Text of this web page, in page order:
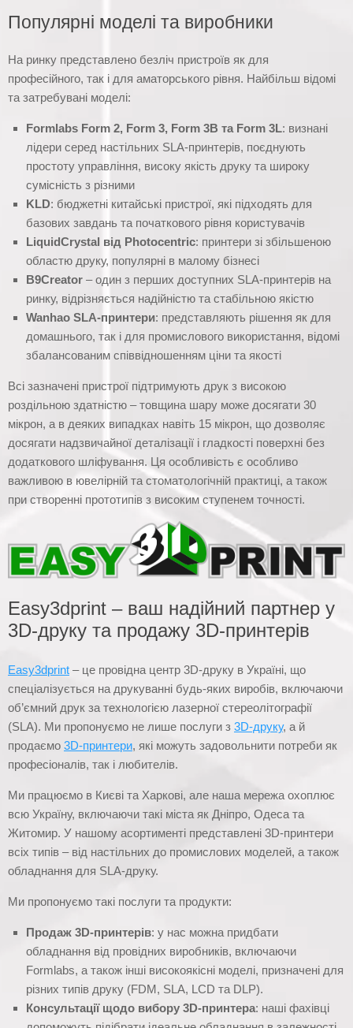
Популярні моделі та виробники
На ринку представлено безліч пристроїв як для
професійного, так і для аматорського рівня. Найбільш відомі
та затребувані моделі:
Formlabs Form 2, Form 3, Form 3B та Form 3L: визнані
лідери серед настільних SLA-принтерів, поєднують
простоту управління, високу якість друку та широку
сумісність з різними
KLD: бюджетні китайські пристрої, які підходять для
базових завдань та початкового рівня користувачів
LiquidCrystal від Photocentric: принтери зі збільшеною
областю друку, популярні в малому бізнесі
B9Creator– один з перших доступних SLA-принтерів на
ринку, відрізняється надійністю та стабільною якістю
Wanhao SLA-принтери: представляють рішення як для
домашнього, так і для промислового використання, відомі
збалансованим співвідношенням ціни та якості
Всі зазначені пристрої підтримують друк з високою
роздільною здатністю – товщина шару може досягати 30
мікрон, а в деяких випадках навіть 15 мікрон, що дозволяє
досягати надзвичайної деталізації і гладкості поверхні без
додаткового шліфування. Ця особливість є особливо
важливою в ювелірній та стоматологічній практиці, а також
при створенні прототипів з високим ступенем точності.
Easy3dprint – ваш надійний партнер у
3D-друку та продажу 3D-принтерів
Easy3dprint – це провідна центр 3D-друку в Україні, що
спеціалізується на друкуванні будь-яких виробів, включаючи
об’ємний друк за технологією лазерної стереолітографії
(SLA). Ми пропонуємо не лише послуги з 3D-друку, а й
продаємо 3D-принтери, які можуть задовольнити потреби як
професіоналів, так і любителів.
Ми працюємо в Києві та Харкові, але наша мережа охоплює
всю Україну, включаючи такі міста як Дніпро, Одеса та
Житомир. У нашому асортименті представлені 3D-принтери
всіх типів – від настільних до промислових моделей, а також
обладнання для SLA-друку.
Ми пропонуємо такі послуги та продукти:
Продаж 3D-принтерів: у нас можна придбати
обладнання від провідних виробників, включаючи
Formlabs, а також інші високоякісні моделі, призначені для
різних типів друку (FDM, SLA, LCD та DLP).
Консультації щодо вибору 3D-принтера: наші фахівці